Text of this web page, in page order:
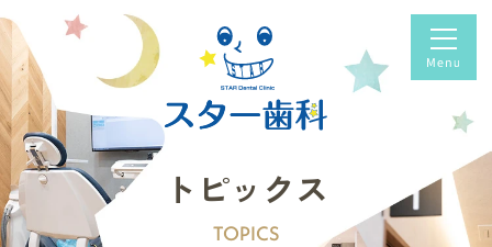
トピックス
TOPICS